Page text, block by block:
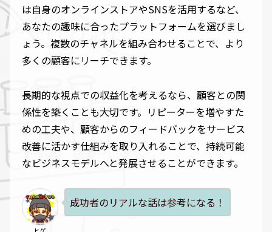
は自身のオンラインストアやSNSを活用するなど、
あなたの趣味に合ったプラットフォームを選びまし
ょう。複数のチャネルを組み合わせることで、より
多くの顧客にリーチできます。
長期的な視点での収益化を考えるなら、顧客との関
係性を築くことも大切です。リピーターを増やすた
めの工夫や、顧客からのフィードバックをサービス
改善に活かす仕組みを取り入れることで、持続可能
なビジネスモデルへと発展させることができます。
成功者のリアルな話は参考になる！